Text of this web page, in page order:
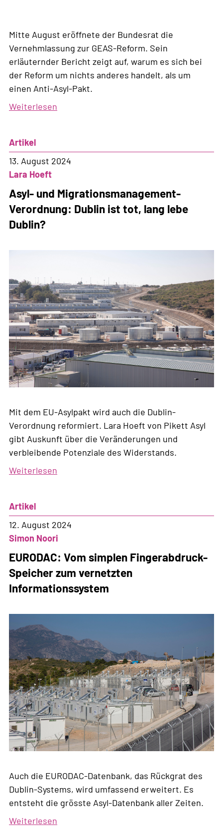
Mitte August eröffnete der Bundesrat die
Vernehmlassung zur GEAS-Reform. Sein
erläuternder Bericht zeigt auf, warum es sich bei
der Reform um nichts anderes handelt, als um
einen Anti-Asyl-Pakt.
Weiterlesen
Anti-
Pakt
erreicht
die
Artikel
13. August 2024
Lara Hoeft
Asyl- und Migrationsmanagement-
Verordnung: Dublin ist tot, lang lebe
Dublin?
Mit dem EU-Asylpakt wird auch die Dublin-
Verordnung reformiert. Lara Hoeft von Pikett Asyl
gibt Auskunft über die Veränderungen und
verbleibende Potenziale des Widerstands.
Weiterlesen
Verordnung:
Dublin
ist
tot,
lang
lebe
Artikel
12. August 2024
Simon Noori
EURODAC: Vom simplen Fingerabdruck-
Speicher zum vernetzten
Informationssystem
Auch die EURODAC-Datenbank, das Rückgrat des
Dublin-Systems, wird umfassend erweitert. Es
entsteht die grösste Asyl-Datenbank aller Zeiten.
Weiterlesen